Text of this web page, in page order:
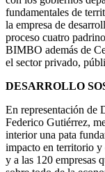
fundamentales de
la empresa de
proceso cuatro
BIMBO además de
el sector privado,
DESARROLLO
En representación de
Federico Gutiérrez,
interior una pata
impacto en territorio y
y a las 120 empresas